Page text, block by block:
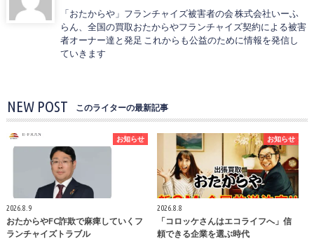
「おたからや」フランチャイズ被害者の会 株式会社いーふ
らん、全国の買取おたからやフランチャイズ契約による被害
者オーナー達と発足 これからも公益のために情報を発信し
ていきます
NEW POST このライターの最新記事
お知らせ
2026.8.9
おたからやFC詐欺で麻痺していくフ
ランチャイズトラブル
お知らせ
2026.8.8
「コロッケさんはエコライフへ」信
頼できる企業を選ぶ時代